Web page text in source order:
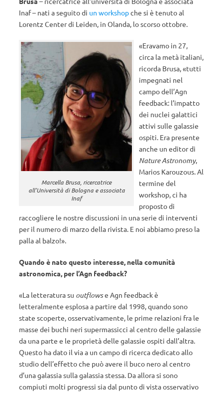
Inaf – nati a seguito di un workshopche si è tenuto al
Lorentz Center di Leiden, in Olanda, lo scorso ottobre.
Marcella Brusa, ricercatrice
all’Università di Bologna e associata
Inaf
«Eravamo in 27,
circa la metà italiani,
ricorda Brusa, «tutti
impegnati nel
campo dell’Agn
feedback: l’impatto
dei nuclei galattici
attivi sulle galassie
ospiti. Era presente
anche un editor di
Nature Astronomy,
Marios Karouzous. Al
termine del
workshop, ci ha
proposto di
raccogliere le nostre discussioni in una serie di interventi
per il numero di marzo della rivista. E noi abbiamo preso la
palla al balzo!».
Quando è nato questo interesse, nella comunità
astronomica, per l’Agn feedback?
«La letteratura su outflowse Agn feedback è
letteralmente esplosa a partire dal 1998, quando sono
state scoperte, osservativamente, le prime relazioni fra le
masse dei buchi neri supermassicci al centro delle galassie
da una parte e le proprietà delle galassie ospiti dall’altra.
Questo ha dato il via a un campo di ricerca dedicato allo
studio dell’effetto che può avere il buco nero al centro
d’una galassia sulla galassia stessa. Da allora si sono
compiuti molti progressi sia dal punto di vista osservativo